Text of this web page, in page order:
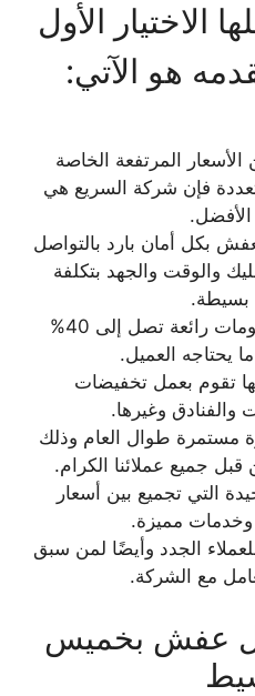
الاختيار الأول
هو الآتي:
المرتفعة الخاصة
فإن شركة السريع هي
الأفضل.
بكل أمان بارد بالتواصل
والوقت والجهد بتكلفة
بسيطة.
تقدم الشركة خصومات رائعة تصل إلى 40%
يحتاجه العميل.
تقوم بعمل تخفيضات
وغيرها.
مستمرة طوال العام وذلك
قبل جميع عملائنا الكرام.
التي تجميع بين أسعار
وخدمات مميزة.
الجدد وأيضًا لمن سبق
مع الشركة.
عفش بخميس